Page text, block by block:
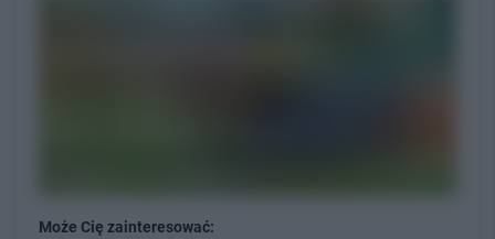
Może Cię zainteresować: